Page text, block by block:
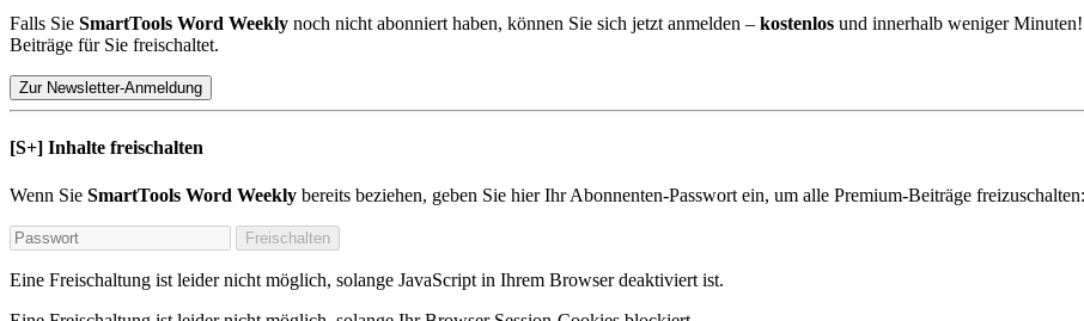
Falls Sie SmartTools Word Weekly noch nicht abonniert haben, können Sie sich jetzt anmelden – kostenlos und innerhalb weniger
Beiträge für Sie freischaltet.
Zur Newsletter-Anmeldung
[S+] Inhalte freischalten
Wenn Sie SmartTools Word Weekly bereits beziehen, geben Sie hier Ihr Abonnenten-Passwort ein, um alle Premium-Beiträge freizuschalten:
Freischalten
Eine Freischaltung ist leider nicht möglich, solange JavaScript in Ihrem Browser deaktiviert ist.